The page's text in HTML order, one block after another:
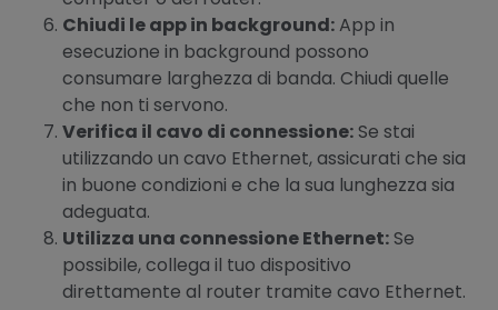
Chiudi le app in background:App in
esecuzione in background possono
consumare larghezza di banda. Chiudi quelle
che non ti servono.
Verifica il cavo di connessione: Se stai
utilizzando un cavo Ethernet, assicurati che sia
in buone condizioni e che la sua lunghezza sia
adeguata.
Utilizza una connessione Ethernet: Se
possibile, collega il tuo dispositivo
direttamente al router tramite cavo Ethernet.